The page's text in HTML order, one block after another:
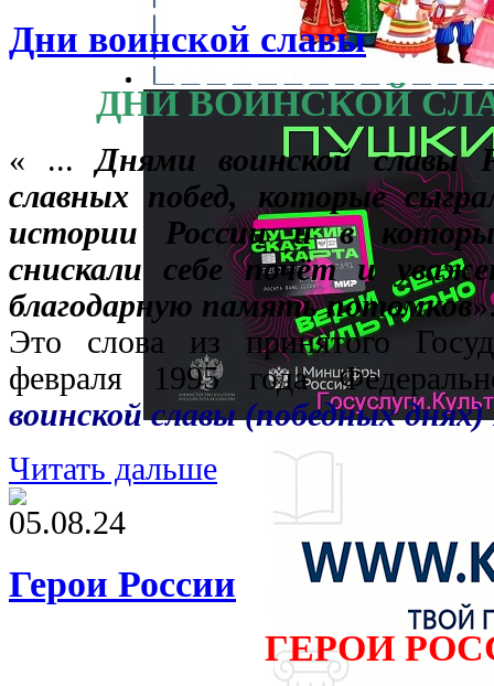
Дни воинской славы
ДНИ ВОИНСКОЙ
« ...Днями воинской славы
славных побед, которые
истории России и в
снискали себе почёт и
благодарную память потомков
Это слова из принятого
февраля 1995 года
воинской славы (победных
Читать дальше
05.08.24
Герои России
ГЕРОИ